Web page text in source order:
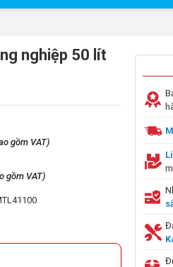
nghiệp 50 lít
gồm VAT)
gồm VAT)